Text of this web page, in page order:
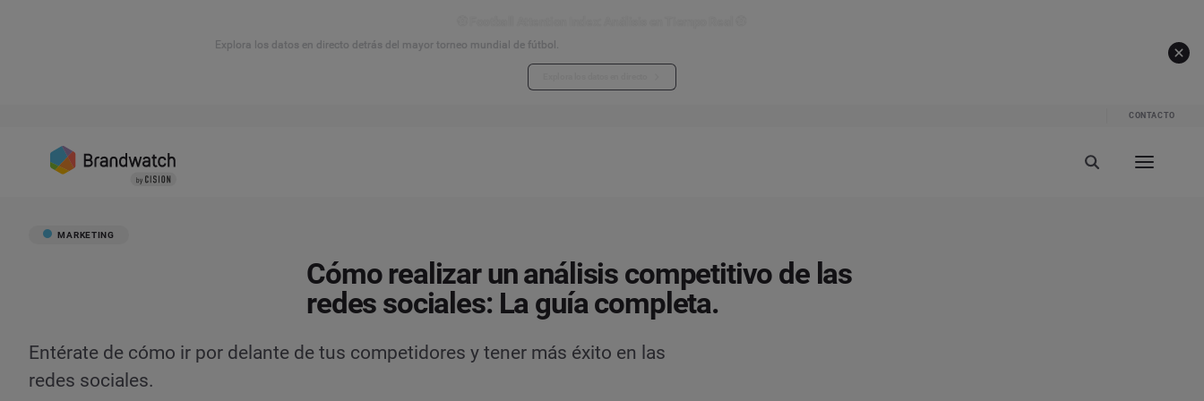
Explora los datos en directo detrás del mayor torneo mundial de fútbol.
CONTACTO
MARKETING
Cómo realizar un análisis competitivo de las
redes sociales: La guía completa.
Entérate de cómo ir por delante de tus competidores y tener más éxito en las
redes sociales.